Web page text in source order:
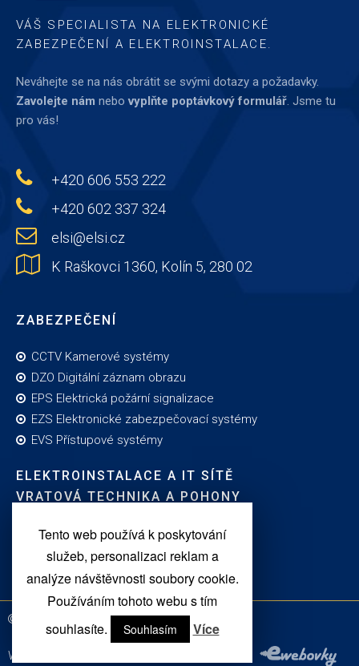
VÁŠ SPECIALISTA NA ELEKTRONICKÉ
ZABEZPEČENÍ A ELEKTROINSTALACE.
Neváhejte se na nás obrátit se svými dotazy a požadavky.
Zavolejte nám nebovyplňte poptávkový formulář. Jsme tu
pro vás!
+420 606 553 222
+420 602 337 324
elsi@elsi.cz
K Raškovci 1360, Kolín 5, 280 02
ZABEZPEČENÍ
CCTV Kamerové systémy
DZO Digitální záznam obrazu
EPS Elektrická požární signalizace
EZS Elektronické zabezpečovací systémy
EVS Přístupové systémy
ELEKTROINSTALACE A IT SÍTĚ
VRATOVÁ TECHNIKA A POHONY
GDPR - Ochrana osobních údajů
Všechna práva vyhrazena – ELSI CZ s.r.o.
Weby, e-shopy a online marketing
Tento web používá k poskytování
služeb, personalizaci reklam a
analýze návštěvnosti soubory cookie.
Používáním tohoto webu s tím
souhlasíte.
Souhlasím Více